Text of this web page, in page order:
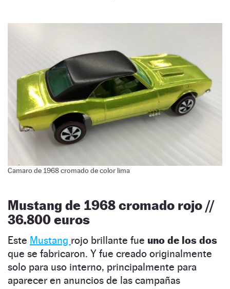
Camaro de 1968 cromado de color lima
Mustang de 1968 cromado rojo //
36.800 euros
Este Mustang rojo brillante fue uno de los dos
que se fabricaron. Y fue creado originalmente
solo para uso interno, principalmente para
aparecer en anuncios de las campañas